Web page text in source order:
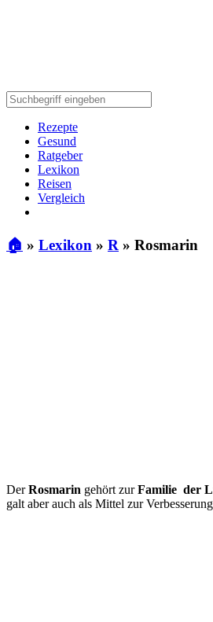
Rezepte
Gesund
Ratgeber
Lexikon
Reisen
Vergleich
🏠 » Lexikon » R » Rosmarin
DerRosmarin gehört zurFamilie der
galt aber auch als Mittel zur